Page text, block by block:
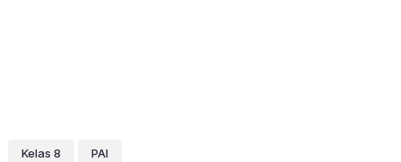
Kelas 8 PAI